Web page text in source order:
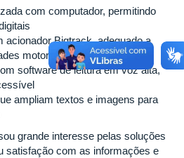
com computador, permitindo
acionador Bigtrack, adequado a
motoras
software de leitura em voz alta,
ampliam textos e imagens para
grande interesse pelas soluções
satisfação com as informações e